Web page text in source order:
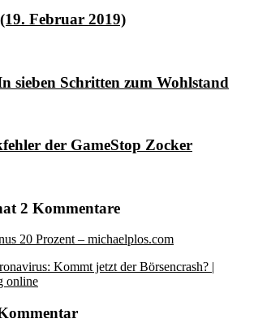
Februar 2019)
sieben Schritten zum Wohlstand
der GameStop Zocker
2 Kommentare
20 Prozent – michaelplos.com
Kommt jetzt der Börsencrash? |
online